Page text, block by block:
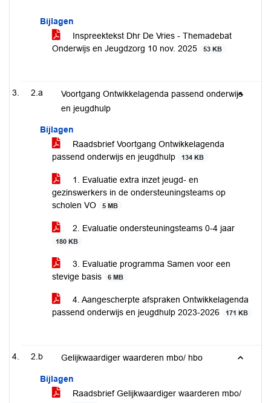
Bijlagen
Inspreektekst Dhr De Vries - Themadebat
Onderwijs en Jeugdzorg 10 nov. 2025
53 KB
2.a
Voortgang Ontwikkelagenda passend onderwijs
en jeugdhulp
Bijlagen
Raadsbrief Voortgang Ontwikkelagenda
passend onderwijs en jeugdhulp
134 KB
1. Evaluatie extra inzet jeugd- en
gezinswerkers in de ondersteuningsteams op
scholen VO
5 MB
2. Evaluatie ondersteuningsteams 0-4 jaar
180 KB
3. Evaluatie programma Samen voor een
stevige basis
6 MB
4. Aangescherpte afspraken Ontwikkelagenda
passend onderwijs en jeugdhulp 2023-2026
171 KB
2.b Gelijkwaardiger waarderen mbo/ hbo
Bijlagen
Raadsbrief Gelijkwaardiger waarderen mbo/